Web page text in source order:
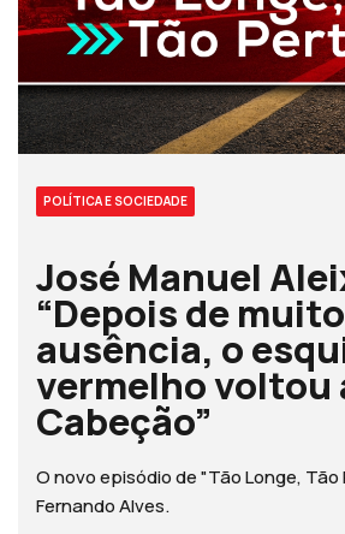
POLÍTICA E SOCIEDADE
José Manuel
“Depois de
ausência, o
vermelho voltou
Cabeção”
O novo episódio de "Tão Longe, Tão
Fernando Alves.